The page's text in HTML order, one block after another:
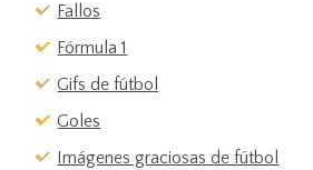
Fallos
Fórmula 1
Gifs de fútbol
Goles
Imágenes graciosas de fútbol